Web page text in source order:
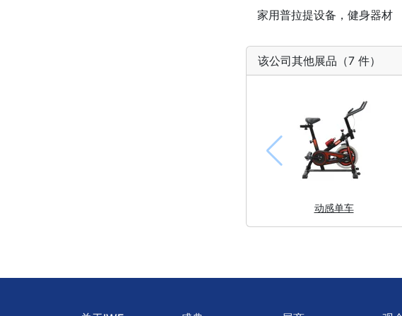
家用普拉提设备，健身器材
该公司其他展品（7 件）
动感单车